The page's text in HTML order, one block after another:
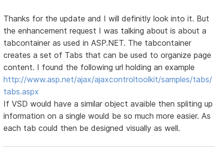
Thanks for the update and I will definitly look into it. But
the enhancement request I was talking about is about a
tabcontainer as used in ASP.NET. The tabcontainer
creates a set of Tabs that can be used to organize page
content. I found the following url holding an example
http://www.asp.net/ajax/ajaxcontroltoolkit/samples/tabs/
tabs.aspx
If VSD would have a similar object avaible then spliting up
information on a single would be so much more easier. As
each tab could then be designed visually as well.